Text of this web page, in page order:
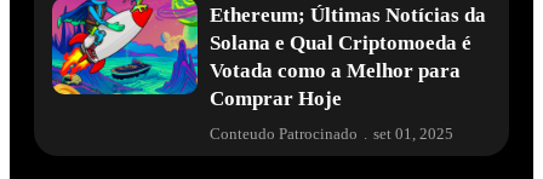
Ethereum; Últimas Notícias da
Solana e Qual Criptomoeda é
Votada como a Melhor para
Comprar Hoje
Conteudo Patrocinado . set 01, 2025